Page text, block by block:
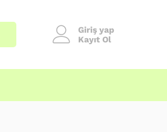
Giriş yap
Kayıt Ol